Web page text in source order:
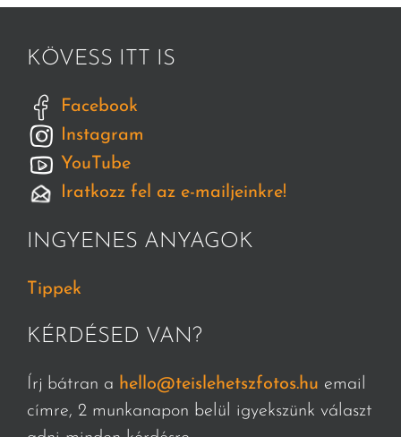
KÖVESS ITT IS
Facebook
Instagram
YouTube
Iratkozz fel az e-mailjeinkre!
INGYENES ANYAGOK
Tippek
KÉRDÉSED VAN?
Írj bátran a hello@teislehetszfotos.hu email
címre, 2 munkanapon belül igyekszünk választ